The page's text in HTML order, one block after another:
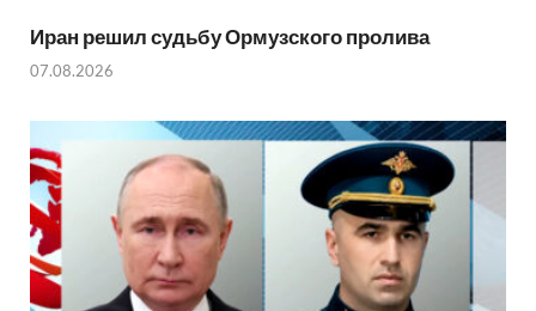
Иран решил судьбу Ормузского пролива
07.08.2026